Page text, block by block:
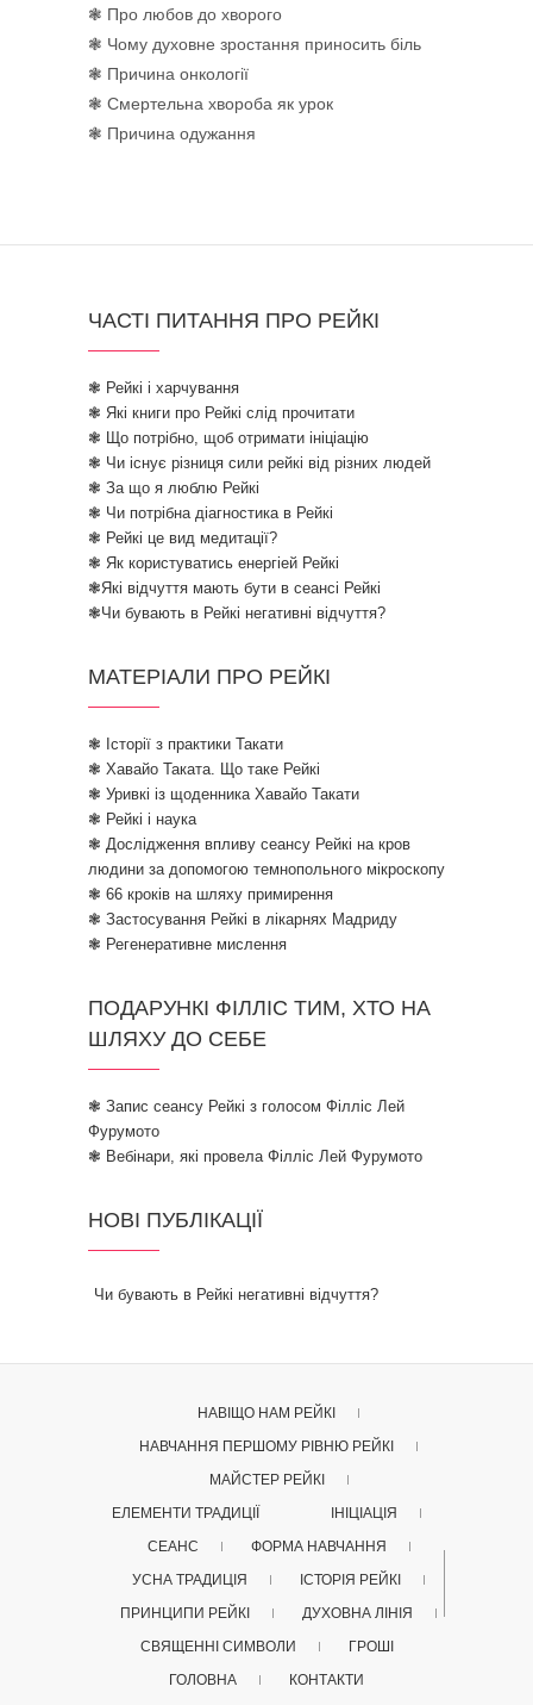
❃ Про любов до хворого
❃ Чому духовне зростання приносить біль
❃ Причина онкології
❃ Смертельна хвороба як урок
❃ Причина одужання
ЧАСТІ ПИТАННЯ ПРО РЕЙКІ
❃ Рейкі і харчування
❃ Які книги про Рейкі слід прочитати
❃ Що потрібно, щоб отримати ініціацію
❃ Чи існує різниця сили рейкі від різних людей
❃ За що я люблю Рейкі
❃ Чи потрібна діагностика в Рейкі
❃ Рейкі це вид медитації?
❃ Як користуватись енергіей Рейкі
❃Які відчуття мають бути в сеансі Рейкі
❃Чи бувають в Рейкі негативні відчуття?
МАТЕРІАЛИ ПРО РЕЙКІ
❃ Історії з практики Такати
❃ Хавайо Таката. Що таке Рейкі
❃ Уривкі із щоденника Хавайо Такати
❃ Рейкі і наука
❃ Дослідження впливу сеансу Рейкі на кров
людини за допомогою темнопольного мікроскопу
❃ 66 кроків на шляху примирення
❃ Застосування Рейкі в лікарнях Мадриду
❃ Регенеративне мислення
ПОДАРУНКІ ФІЛЛІС ТИМ, ХТО НА
ШЛЯХУ ДО СЕБЕ
❃ Запис сеансу Рейкі з голосом Філліс Лей
Фурумото
❃ Вебінари, які провела Філліс Лей Фурумото
НОВІ ПУБЛІКАЦІЇ
Чи бувають в Рейкі негативні відчуття?
НАВІЩО НАМ РЕЙКІ
НАВЧАННЯ ПЕРШОМУ РІВНЮ РЕЙКІ
МАЙСТЕР РЕЙКІ
ЕЛЕМЕНТИ ТРАДИЦІЇ
ІНІЦІАЦІЯ
СЕАНС
ФОРМА НАВЧАННЯ
УСНА ТРАДИЦІЯ
ІСТОРІЯ РЕЙКІ
ПРИНЦИПИ РЕЙКІ
ДУХОВНА ЛІНІЯ
СВЯЩЕННІ СИМВОЛИ
ГРОШІ
ГОЛОВНА
КОНТАКТИ